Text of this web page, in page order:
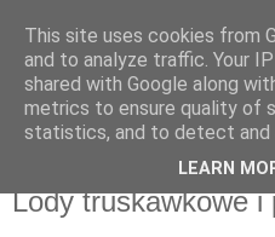
Recenzje na
Portal kulturalny - książki,
niedziela, 7 czerwca 2015
Lody truskawkowe i
This site uses cookies from
and to analyze traffic. Your
shared with Google along
metrics to ensure quality of
statistics, and to detect and
LEARN